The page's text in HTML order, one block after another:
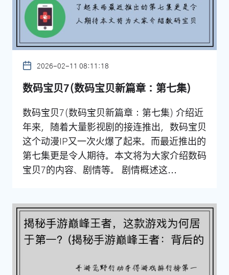
2026-02-11 08:11:18
数码宝贝7(数码宝贝新篇章：第七集)
数码宝贝7(数码宝贝新篇章：第七集) 介绍近
年来，随着大量影视剧的接连推出，数码宝贝
这个动漫IP又一次火爆了起来。而最近推出的
第七集更是令人期待。本文将为大家介绍数码
宝贝7的内容、剧情等。 剧情概述这...